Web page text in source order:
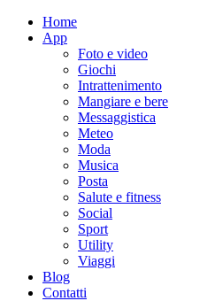
Home
App
Foto e video
Giochi
Intrattenimento
Mangiare e bere
Messaggistica
Meteo
Moda
Musica
Posta
Salute e fitness
Social
Sport
Utility
Viaggi
Blog
Contatti